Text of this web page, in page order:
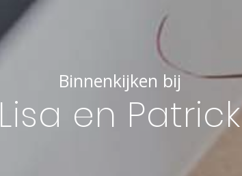
Binnenkijken bij
Lisa en Patrick